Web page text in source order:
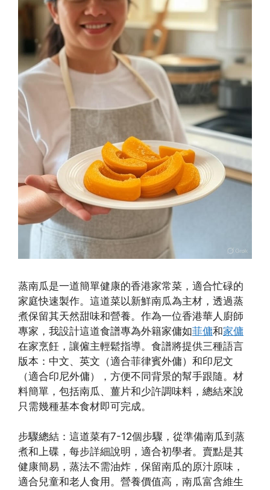
蒸南瓜是一道簡單健康的香港家常菜，適合忙碌的
家庭快速製作。這道菜以新鮮南瓜為主材，透過蒸
煮保留其天然甜味和營養。作為一位香港華人廚師
專家，我設計這道食譜專為外籍家傭如菲傭和家傭
在家烹飪，讓僱主輕鬆指導。食譜將提供三種語言
版本：中文、英文（適合菲律賓外傭）和印尼文
（適合印尼外傭），方便不同背景的幫手跟隨。材
料簡單，包括南瓜、薑片和少許調味料，總結來說
只需幾種基本食材即可完成。
步驟總結：這道菜有7-12個步驟，從準備南瓜到蒸
煮和上碟，每步詳細說明，適合初學者。賣點是其
健康簡易，蒸法不需油炸，保留南瓜的原汁原味，
適合兒童和老人食用。營養價值高，南瓜富含維生